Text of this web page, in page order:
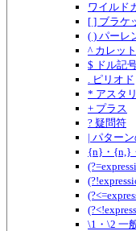
ワイルド
[ ] ブラケ
( ) パーレ
^ カレット
$ ドル記
. ピリオド
* アスタ
+ プラス
? 疑問符
| パター
{n}・{n,}
\1・\2 一